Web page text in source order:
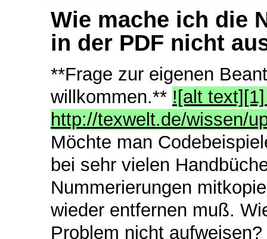
Wie mache ich die
in der PDF nicht
**Frage zur eigenen
willkommen.** ![alt
http://texwelt.de/wissen/
Möchte man
bei sehr vielen
Nummerierungen
wieder entfernen muß.
Problem nicht aufweisen?